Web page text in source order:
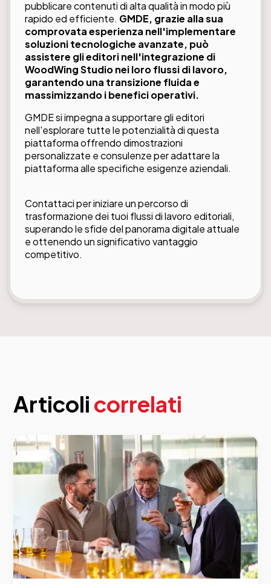
pubblicare contenuti di alta qualità in modo più
rapido ed efficiente. GMDE, grazie alla sua
comprovata esperienza nell'implementare
soluzioni tecnologiche avanzate, può
assistere gli editori nell'integrazione di
WoodWing Studio nei loro flussi di lavoro,
garantendo una transizione fluida e
massimizzando i benefici operativi.
GMDE si impegna a supportare gli editori
nell'esplorare tutte le potenzialità di questa
piattaforma offrendo dimostrazioni
personalizzate e consulenze per adattare la
piattaforma alle specifiche esigenze aziendali.
Contattaciper iniziare un percorso di
trasformazione dei tuoi flussi di lavoro editoriali,
superando le sfide del panorama digitale attuale
e ottenendo un significativo vantaggio
competitivo.
Articoli correlati